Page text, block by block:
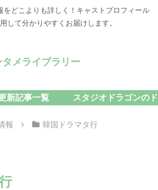
どこよりも詳しく！キャストプロフィール
して分かりやすくお届けします。
タメライブラリー
新記事一覧 スタジオドラゴンの
報 韓国ドラマタ行